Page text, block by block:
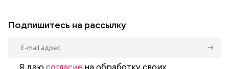
Подпишитесь на рассылку